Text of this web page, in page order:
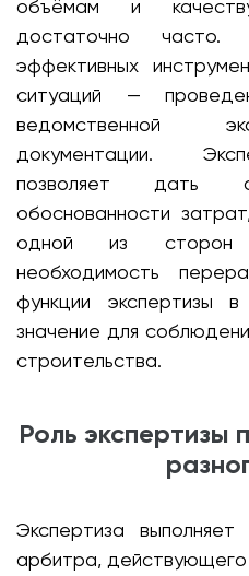
объёмам и
достаточно
эффективных
ситуаций —
ведомственной
документации.
позволяет дать
обоснованности
одной из сторон
необходимость
функции экспертизы
значение для
строительства.
Роль экспертизы
Экспертиза
арбитра,